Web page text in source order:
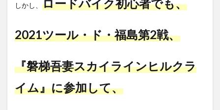
しかし、 ロードバイク初心者でも、
2021ツール・ド・福島第2戦、
『磐梯吾妻スカイラインヒルクラ
イム』に参加して、